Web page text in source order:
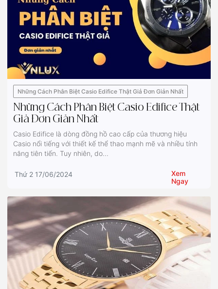
Những Cách Phân Biệt Casio Edifice Thật Giả Đơn Giản Nhất
Những Cách Phân Biệt Casio Edifice Thật
Giả Đơn Giản Nhất
Casio Edifice là dòng đồng hồ cao cấp của thương hiệu
Casio nổi tiếng với thiết kế thể thao mạnh mẽ và nhiều tính
năng tiên tiến. Tuy nhiên, do...
Thứ 2 17/06/2024
Xem
Ngay